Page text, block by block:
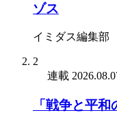
ゾス
イミダス編集部
2
連載
「戦争と平